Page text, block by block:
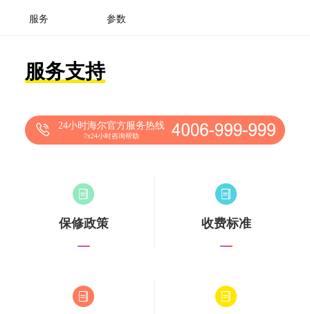
服务 参数
服务支持
24小时海尔官方服务热线
7x24小时咨询帮助
保修政策 收费标准